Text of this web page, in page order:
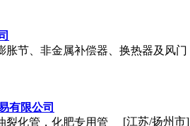
胀节、非金属补偿器、换热器及风门
有限公司
裂化管，化肥专用管
[江苏/扬州市]